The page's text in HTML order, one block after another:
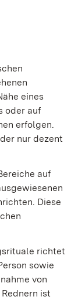
eines
oder auf
erfolgen.
nur dezent
auf
Diese
richtet
sowie
von
ist